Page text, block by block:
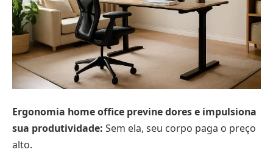
Ergonomia home office previne dores e impulsiona
sua produtividade: Sem ela, seu corpo paga o preço
alto.